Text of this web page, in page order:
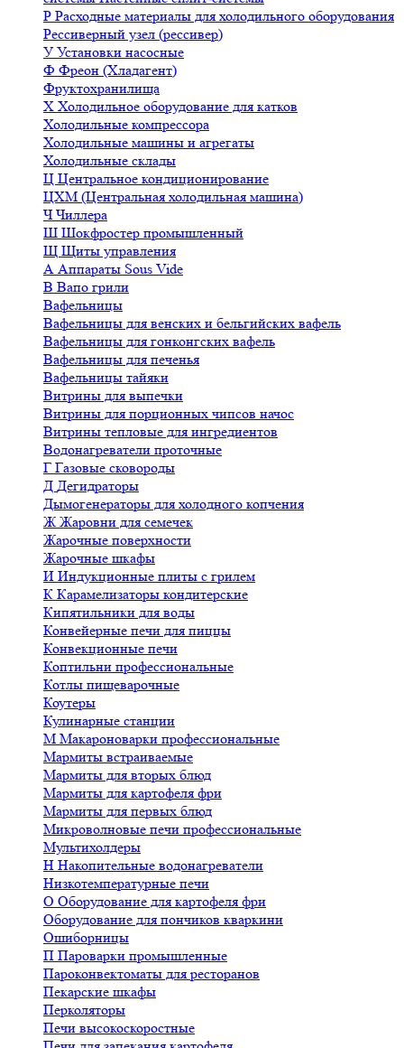
Р Расходные материалы для холодильного оборудования
Рессиверный узел (рессивер)
У Установки насосные
Ф Фреон (Хладагент)
Фруктохранилища
Х Холодильное оборудование для катков
Холодильные компрессора
Холодильные машины и агрегаты
Холодильные склады
Ц Центральное кондиционирование
ЦХМ (Центральная холодильная машина)
ЧЧиллера
Ш Шокфростер промышленный
Щ Щиты управления
А Аппараты Sous Vide
В Вапо грили
Вафельницы
Вафельницы для венских и бельгийских вафель
Вафельницы для гонконгских вафель
Вафельницы для печенья
Вафельницы тайяки
Витрины для выпечки
Витрины для порционных чипсов начос
Витрины тепловые для ингредиентов
Водонагреватели проточные
Г Газовые сковороды
Д Дегидраторы
Дымогенераторы для холодного копчения
ЖЖаровни для семечек
Жарочные поверхности
Жарочные шкафы
И Индукционные плиты с грилем
К Карамелизаторы кондитерские
Кипятильники для воды
Конвейерные печи для пиццы
Конвекционные печи
Коптильни профессиональные
Котлы пищеварочные
Коутеры
Кулинарные станции
М Макароноварки профессиональные
Мармиты встраиваемые
Мармиты для вторых блюд
Мармиты для картофеля фри
Мармиты для первых блюд
Микроволновые печи профессиональные
Мультихолдеры
Н Накопительные водонагреватели
Низкотемпературные печи
О Оборудование для картофеля фри
Оборудование для пончиков кваркини
Ошиборницы
П Пароварки промышленные
Пароконвектоматы для ресторанов
Пекарские шкафы
Перколяторы
Печи высокоскоростные